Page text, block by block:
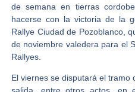
de semana en tierras
hacerse con la victoria de la
Rallye Ciudad de Pozoblanco,
de noviembre valedera para el
Rallyes.
El viernes se disputará el tramo